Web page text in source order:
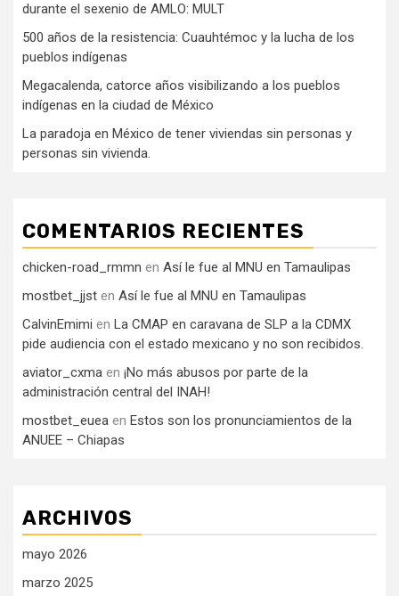
durante el sexenio de AMLO: MULT
500 años de la resistencia: Cuauhtémoc y la lucha de los
pueblos indígenas
Megacalenda, catorce años visibilizando a los pueblos
indígenas en la ciudad de México
La paradoja en México de tener viviendas sin personas y
personas sin vivienda.
COMENTARIOS RECIENTES
chicken-road_rmmn en Así le fue al MNU en Tamaulipas
mostbet_jjst en Así le fue al MNU en Tamaulipas
CalvinEmimi en La CMAP en caravana de SLP a la CDMX
pide audiencia con el estado mexicano y no son recibidos.
aviator_cxma en ¡No más abusos por parte de la
administración central del INAH!
mostbet_euea en Estos son los pronunciamientos de la
ANUEE – Chiapas
ARCHIVOS
mayo 2026
marzo 2025